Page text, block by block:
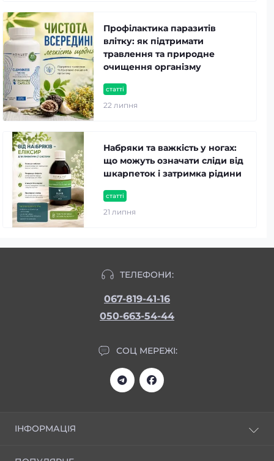
статті
22 липня
Профілактика паразитів
влітку: як підтримати
травлення та природне
очищення організму
статті
21 липня
Набряки та важкість у ногах:
що можуть означати сліди від
шкарпеток і затримка рідини
ТЕЛЕФОНИ:
067-819-41-16
050-663-54-44
СОЦ МЕРЕЖІ:
ІНФОРМАЦІЯ